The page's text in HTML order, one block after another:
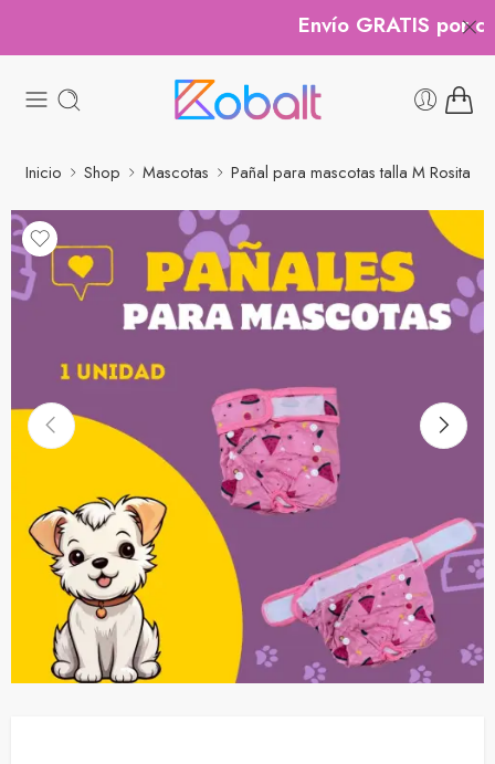
Envío GRATIS por
Inicio Shop Mascotas Pañal para mascotas talla M Rosita